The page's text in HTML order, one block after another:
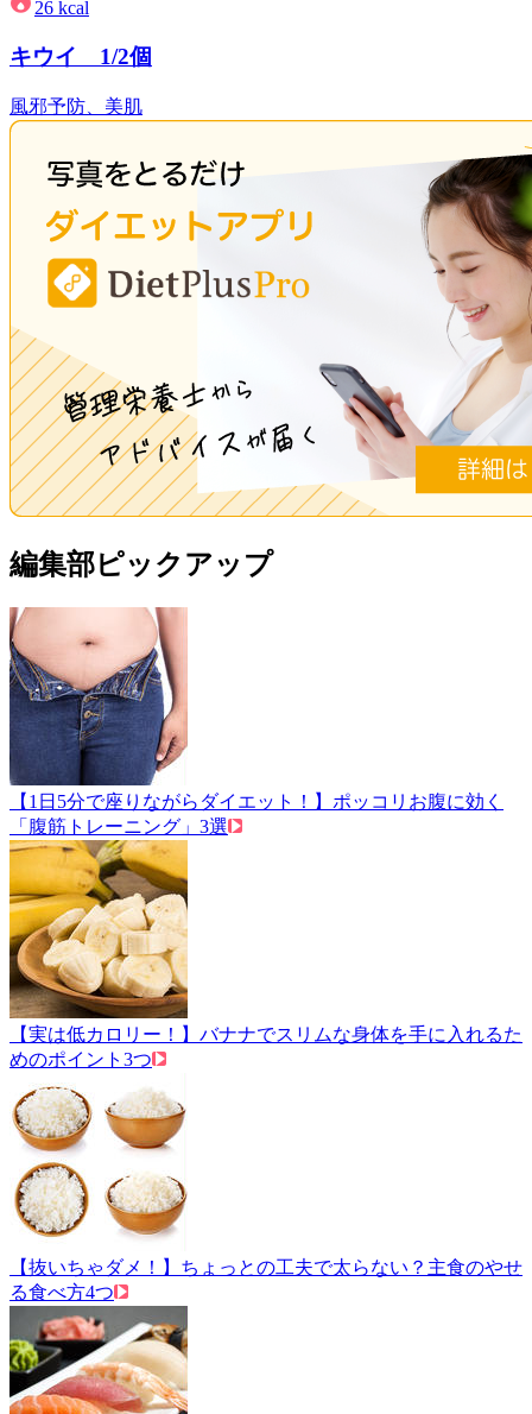
26 kcal
キウイ 1/2個
風邪予防、美肌
編集部ピックアップ
【1日5分で座りながらダイエット！】ポッコリお腹に効く
「腹筋トレーニング」3選
【実は低カロリー！】バナナでスリムな身体を手に入れるた
めのポイント3つ
【抜いちゃダメ！】ちょっとの工夫で太らない？主食のやせ
る食べ方4つ